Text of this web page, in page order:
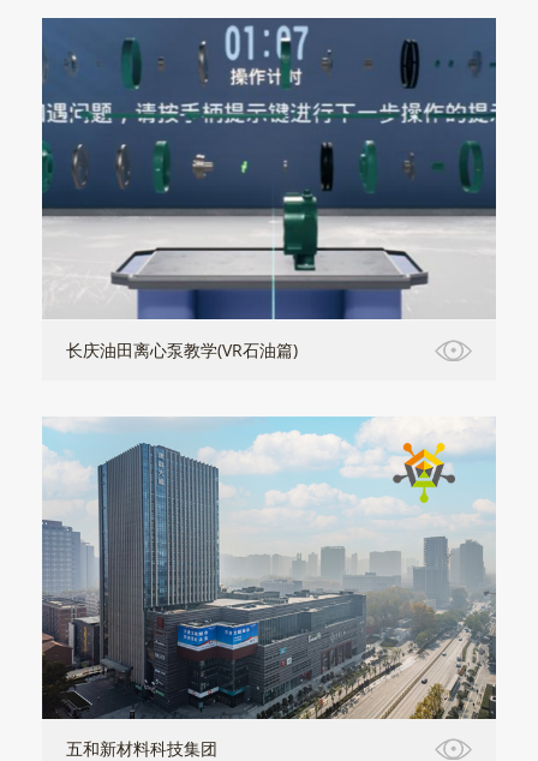
长庆油田离心泵教学(VR石油篇)
五和新材料科技集团